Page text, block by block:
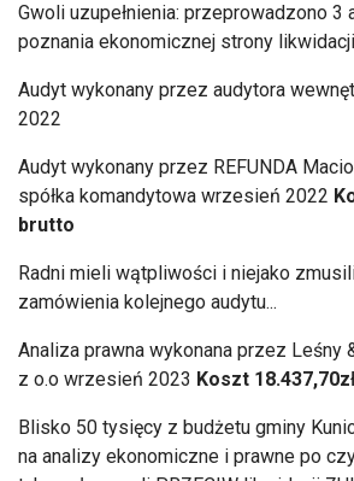
Gwoli uzupełnienia: przeprowadzono 3
poznania ekonomicznej strony
Audyt wykonany przez audytora
2022
Audyt wykonany przez REFUNDA
spółka komandytowa wrzesień 2022
brutto
Radni mieli wątpliwości i niejako
zamówienia kolejnego audytu...
Analiza prawna wykonana przez Leśny
z o.o wrzesień 2023 Koszt
Blisko 50 tysięcy z budżetu gminy
na analizy ekonomiczne i prawne po